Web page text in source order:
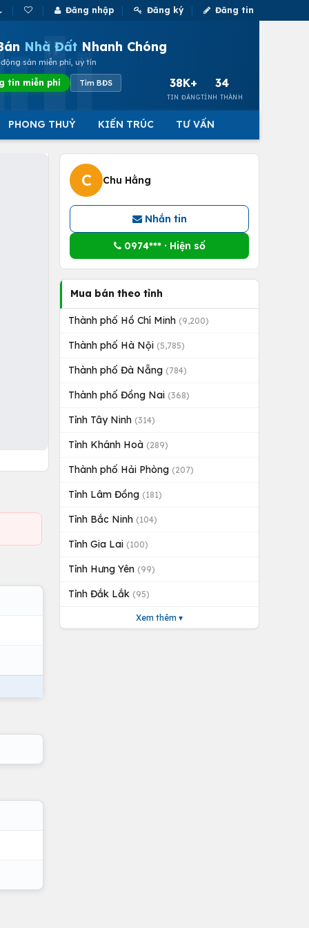
Đăng nhập Đăng ký Đăng tin
Nhà Đất Nhanh Chóng
sản miễn phí, uy tín
tin miễn phí Tìm BĐS 38K+
TIN ĐĂNG
34
TỈNH THÀNH
PHONG THUỶ KIẾN TRÚC TƯ VẤN
C Chu Hằng
Nhắn tin
0974*** · Hiện số
Mua bán theo tỉnh
Thành phố Hồ Chí Minh (9,200)
Thành phố Hà Nội (5,785)
Thành phố Đà Nẵng (784)
Thành phố Đồng Nai (368)
Tỉnh Tây Ninh (314)
Tỉnh Khánh Hoà (289)
Thành phố Hải Phòng (207)
Tỉnh Lâm Đồng (181)
Tỉnh Bắc Ninh (104)
Tỉnh Gia Lai (100)
Tỉnh Hưng Yên (99)
Tỉnh Đắk Lắk (95)
Xem thêm ▾